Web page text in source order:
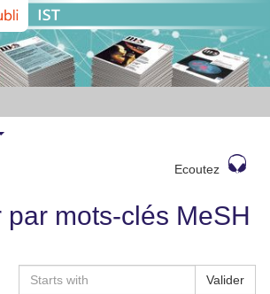
Ecoutez
par mots-clés MeSH
Valider